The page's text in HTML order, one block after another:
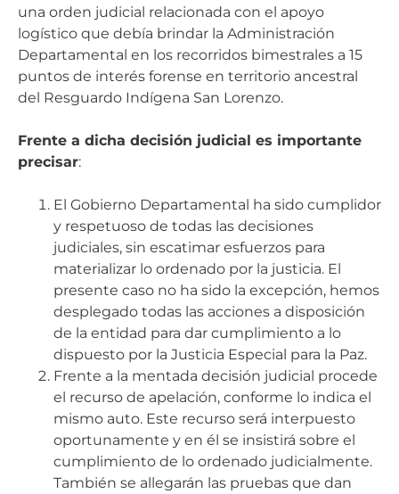
una orden judicial relacionada con el apoyo
logístico que debía brindar la Administración
Departamental en los recorridos bimestrales a 15
puntos de interés forense en territorio ancestral
del Resguardo Indígena San Lorenzo.
Frente a dicha decisión judicial es importante
precisar:
El Gobierno Departamental ha sido cumplidor
y respetuoso de todas las decisiones
judiciales, sin escatimar esfuerzos para
materializar lo ordenado por la justicia. El
presente caso no ha sido la excepción, hemos
desplegado todas las acciones a disposición
de la entidad para dar cumplimiento a lo
dispuesto por la Justicia Especial para la Paz.
Frente a la mentada decisión judicial procede
el recurso de apelación, conforme lo indica el
mismo auto. Este recurso será interpuesto
oportunamente y en él se insistirá sobre el
cumplimiento de lo ordenado judicialmente.
También se allegarán las pruebas que dan